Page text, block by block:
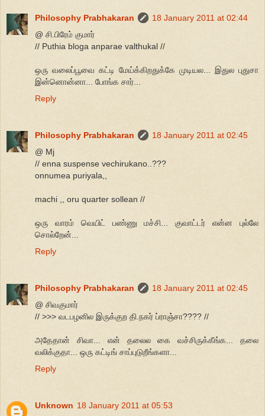
Philosophy Prabhakaran
18 January 2011 at 02:44
@ சி.பிரேம் குமார்
// Puthia bloga anparae valthukal //
ஒரு வலைப்பூவை கட்டி மேய்க்கிறதுக்கே முடியல... இதுல புதுசா
இன்னொன்னா... போங்க சார்...
Reply
Philosophy Prabhakaran
18 January 2011 at 02:45
@ Mj
// enna suspense vechirukano..???
onnumea puriyala,,
machi ,, oru quarter sollean //
ஒரு வாரம் வெயிட் பண்ணு மச்சி... குவாட்டர் என்ன புல்லே
சொல்றேன்...
Reply
Philosophy Prabhakaran
18 January 2011 at 02:45
@ சிவகுமார்
// >>> வடபழனில இருக்குற தி.நகர் ப்ராஞ்சா???? //
அதேதான் சிவா... என் தலைல கை வச்சிருக்கீங்க... தலை
வலிக்குதா... ஒரு கட்டிங் சாப்புடுறீங்களா...
Reply
Unknown 18 January 2011 at 05:53